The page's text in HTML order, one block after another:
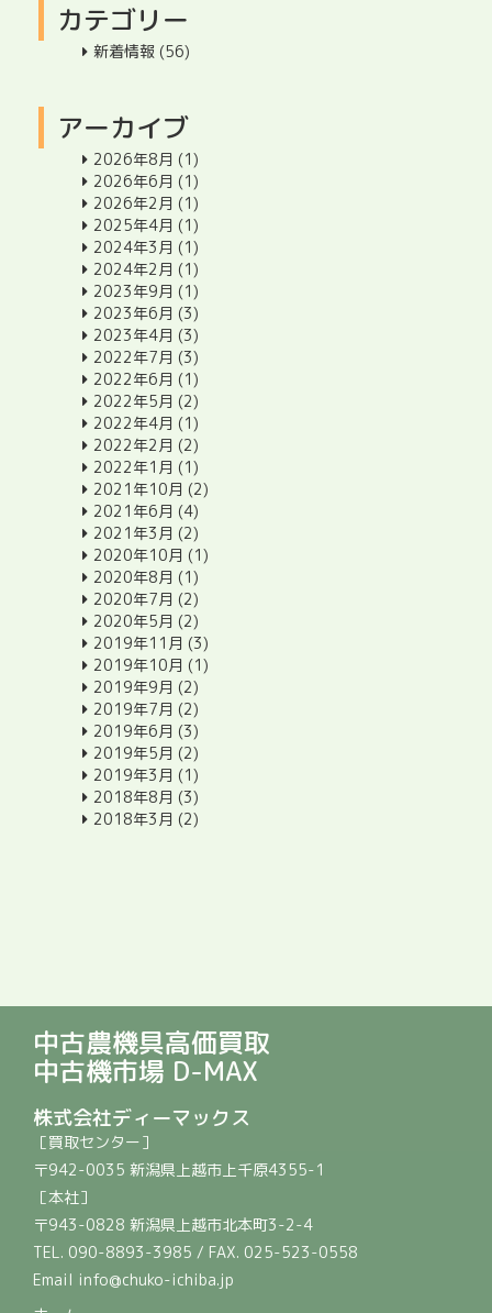
カテゴリー
新着情報 (56)
アーカイブ
2026年8月 (1)
2026年6月 (1)
2026年2月 (1)
2025年4月 (1)
2024年3月 (1)
2024年2月 (1)
2023年9月 (1)
2023年6月 (3)
2023年4月 (3)
2022年7月 (3)
2022年6月 (1)
2022年5月 (2)
2022年4月 (1)
2022年2月 (2)
2022年1月 (1)
2021年10月 (2)
2021年6月 (4)
2021年3月 (2)
2020年10月 (1)
2020年8月 (1)
2020年7月 (2)
2020年5月 (2)
2019年11月 (3)
2019年10月 (1)
2019年9月 (2)
2019年7月 (2)
2019年6月 (3)
2019年5月 (2)
2019年3月 (1)
2018年8月 (3)
2018年3月 (2)
中古農機具高価買取
中古機市場 D-MAX
株式会社ディーマックス
［買取センター］
〒942-0035 新潟県上越市上千原4355-1
［本社］
〒943-0828 新潟県上越市北本町3-2-4
TEL. 090-8893-3985 / FAX. 025-523-0558
Email info@chuko-ichiba.jp